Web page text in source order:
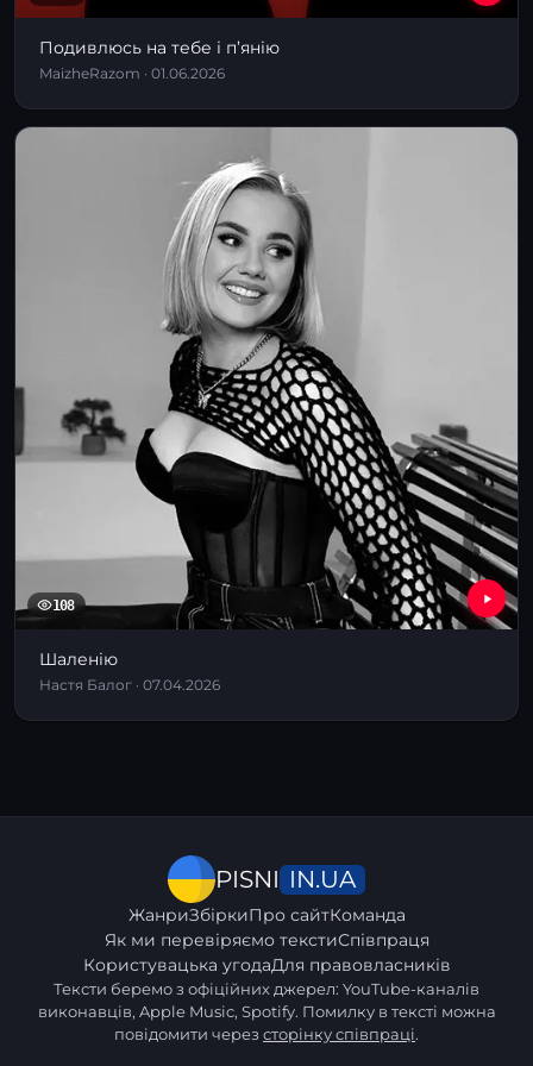
Подивлюсь на тебе і п’янію
MaizheRazom · 01.06.2026
108
Шаленію
Настя Балог · 07.04.2026
PISNI IN.UA
ЖанриЗбіркиПро сайтКоманда
Як ми перевіряємо текстиСпівпраця
Користувацька угодаДля правовласників
Тексти беремо з офіційних джерел: YouTube-каналів
виконавців, Apple Music, Spotify. Помилку в тексті можна
повідомити через сторінку співпраці.